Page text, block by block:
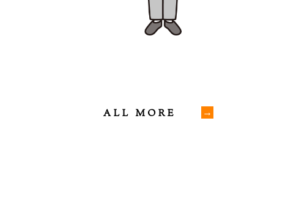
ALL MORE